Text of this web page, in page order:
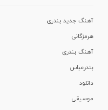
آهنگ جدید بندری
هرمزگانی
آهنگ بندری
بندرعباس
دانلود
موسیقی